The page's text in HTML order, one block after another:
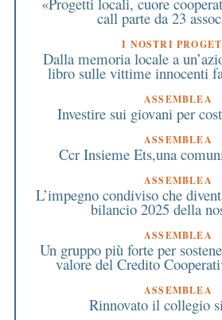
call parte da 23
I NOSTRI
Dalla memoria locale a
libro sulle vittime innocenti
ASSEMBLEA
Investire sui giovani per
ASSEMBLEA
Ccr Insieme Ets,una
ASSEMBLEA
L’impegno condiviso che
bilancio 2025 della
ASSEMBLEA
Un gruppo più forte per
valore del Credito
ASSEMBLEA
Rinnovato il collegio